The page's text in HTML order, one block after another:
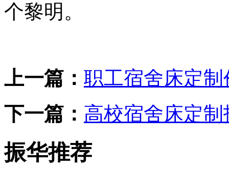
个黎明。
上一篇： 职工宿舍床定
下一篇： 高校宿舍床定
振华推荐